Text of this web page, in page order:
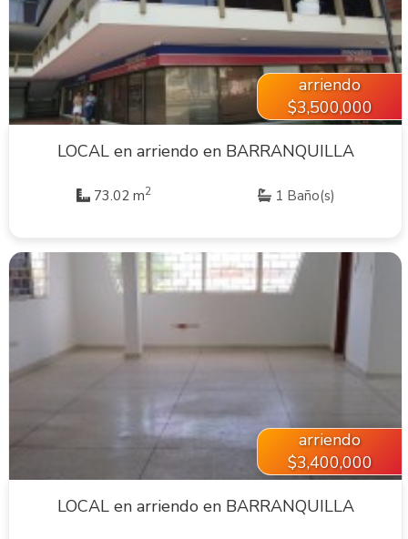
VER INMUEBLE
arriendo
$3,500,000
LOCAL en arriendo en BARRANQUILLA
73.02 m2 1 Baño(s)
arriendo
$3,400,000
LOCAL en arriendo en BARRANQUILLA